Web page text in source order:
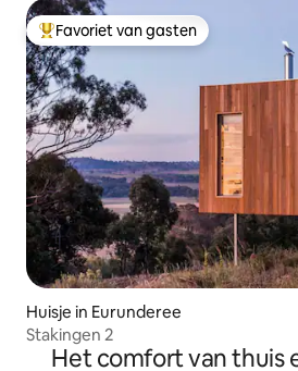
Topfavoriet van gasten
Favoriet van gasten
Huisje in Eurunderee
Stakingen 2
Het comfort van thuis